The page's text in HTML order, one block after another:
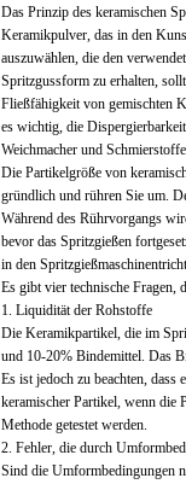
Das Prinzip des keramischen
Keramikpulver, das in den
auszuwählen, die den
Spritzgussform zu erhalten,
Fließfähigkeit von gemischten
es wichtig, die
Weichmacher und
Die Partikelgröße von
gründlich und rühren Sie um.
Während des Rührvorgangs
bevor das Spritzgießen
in den
Es gibt vier technische Fragen,
1. Liquidität der Rohstoffe
Die Keramikpartikel, die im
und 10-20% Bindemittel. Das
Es ist jedoch zu beachten,
keramischer Partikel, wenn die
Methode getestet werden.
2. Fehler, die durch
Sind die Umformbedingungen